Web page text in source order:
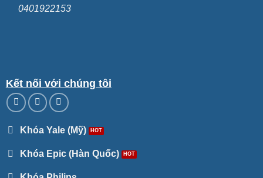
0401922153
Kết nối với chúng tôi
Khóa Yale (Mỹ)
Khóa Epic (Hàn Quốc)